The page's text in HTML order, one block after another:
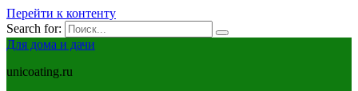
Перейти к контенту
Search for:
Для дома и дачи
unicoating.ru